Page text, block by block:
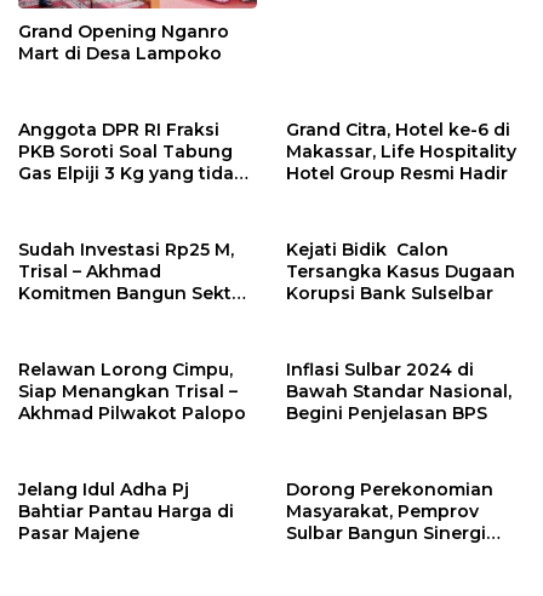
Grand Opening Nganro
Mart di Desa Lampoko
Anggota DPR RI Fraksi
PKB Soroti Soal Tabung
Gas Elpiji 3 Kg yang tidak
Grand Citra, Hotel ke-6 di
Makassar, Life Hospitality
Hotel Group Resmi Hadir
Sudah Investasi Rp25 M,
Trisal – Akhmad
Komitmen Bangun Sektor
Kejati Bidik Calon
Tersangka Kasus Dugaan
Korupsi Bank Sulselbar
Relawan Lorong Cimpu,
Siap Menangkan Trisal –
Akhmad Pilwakot Palopo
Inflasi Sulbar 2024 di
Bawah Standar Nasional,
Begini Penjelasan BPS
Jelang Idul Adha Pj
Bahtiar Pantau Harga di
Pasar Majene
Dorong Perekonomian
Masyarakat, Pemprov
Sulbar Bangun Sinergi